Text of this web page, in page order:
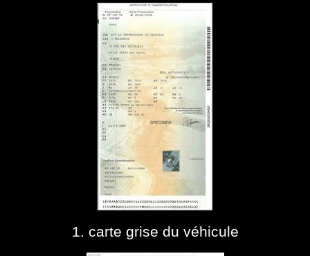
1. carte grise du véhicule